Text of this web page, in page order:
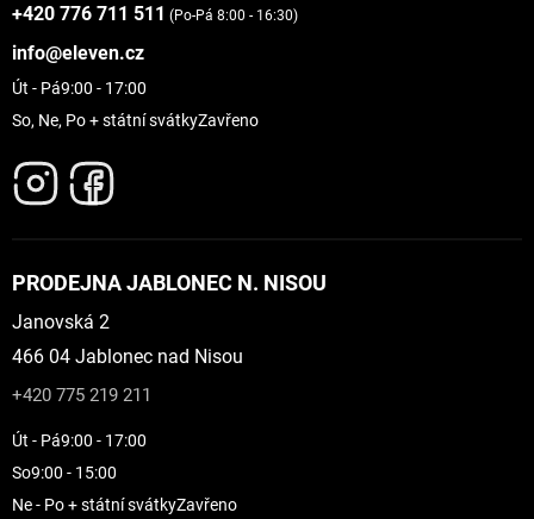
+420 776 711 511 (Po-Pá 8:00 - 16:30)
info@eleven.cz
Út - Pá9:00 - 17:00
So, Ne, Po + státní svátkyZavřeno
PRODEJNA JABLONEC N. NISOU
Janovská 2
466 04 Jablonec nad Nisou
+420 775 219 211
Út - Pá9:00 - 17:00
So9:00 - 15:00
Ne - Po + státní svátkyZavřeno